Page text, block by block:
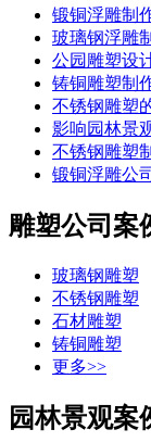
锻铜浮雕制
玻璃钢浮雕
公园雕塑设
铸铜雕塑制
不锈钢雕塑
影响园林景
不锈钢雕塑
锻铜浮雕公
雕塑公司案
玻璃钢雕塑
不锈钢雕塑
石材雕塑
铸铜雕塑
更多>>
园林景观案